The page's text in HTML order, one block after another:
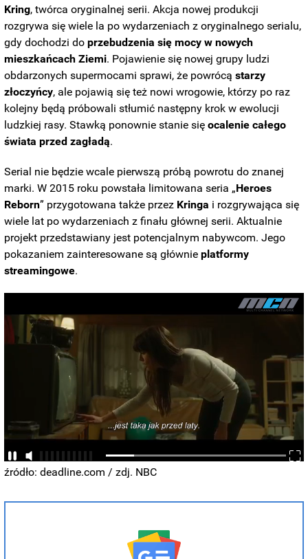
Kring, twórca oryginalnej serii. Akcja nowej produkcji
rozgrywa się wiele la po wydarzeniach z oryginalnego serialu,
gdy dochodzi doprzebudzenia się mocy w nowych
mieszkańcach Ziemi. Pojawienie się nowej grupy ludzi
obdarzonych supermocami sprawi, że powrócą starzy
złoczyńcy, ale pojawią się też nowi wrogowie, którzy po raz
kolejny będą próbowali stłumić następny krok w ewolucji
ludzkiej rasy. Stawką ponownie stanie sięocalenie całego
świata przed zagładą.
Serial nie będzie wcale pierwszą próbą powrotu do znanej
marki. W 2015 roku powstała limitowana seria „Heroes
Reborn” przygotowana także przez Kringa i rozgrywająca się
wiele lat po wydarzeniach z finału głównej serii. Aktualnie
projekt przedstawiany jest potencjalnym nabywcom. Jego
pokazaniem zainteresowane są głównieplatformy
streamingowe.
źródło: deadline.com / zdj. NBC